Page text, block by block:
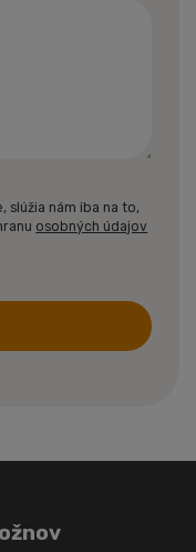
slúžia nám iba na to,
osobných údajov